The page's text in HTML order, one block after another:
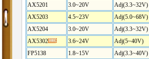
AX5201 3.0~20V Adj(3.3~32V)
AX5203
4.5~23V Adj(5.0~68V)
AX5204
3.0~20V Adj(3.3~32V)
AX5302
3.6~24V Adj(5~40V)
FP5138
1.8~15V Adj(3.3~40V)